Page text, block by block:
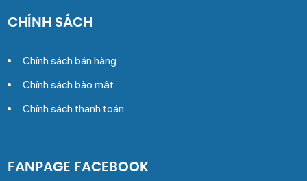
CHÍNH SÁCH
Chính sách bán hàng
Chính sách bảo mật
Chính sách thanh toán
FANPAGE FACEBOOK